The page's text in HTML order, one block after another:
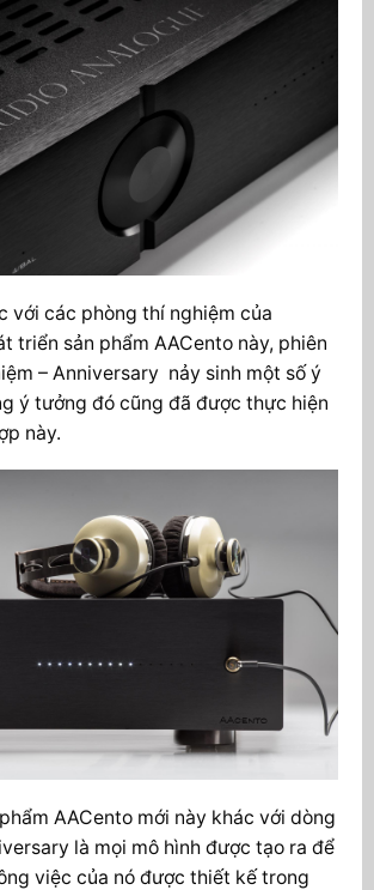
với các phòng thí nghiệm của
triển sản phẩm AACento này, phiên
– Anniversary nảy sinh một số ý
ý tưởng đó cũng đã được thực hiện
này.
AACento mới này khác với dòng
là mọi mô hình được tạo ra để
việc của nó được thiết kế trong